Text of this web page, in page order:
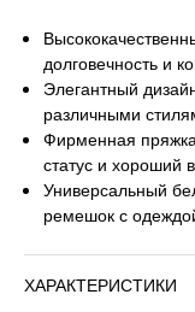
долговечность и
Элегантный
различными
Фирменная
статус и хороший
Универсальный
ремешок с
ХАРАКТЕРИСТИКИ